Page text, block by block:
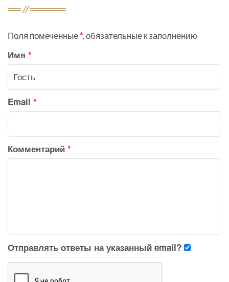
Поля помеченные*, обязательные к заполнению
Имя *
Email *
Комментарий *
Отправлять ответы на указанный email?